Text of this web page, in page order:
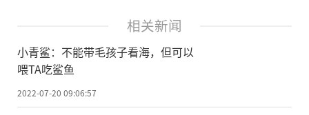
相关新闻
小青鲨：不能带毛孩子看海，但可以
喂TA吃鲨鱼
2022-07-20 09:06:57